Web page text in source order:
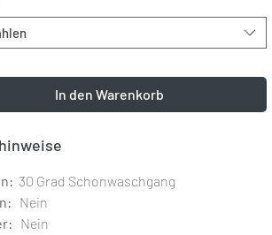
In den Warenkorb
30 Grad Schonwaschgang
Nein
Nein